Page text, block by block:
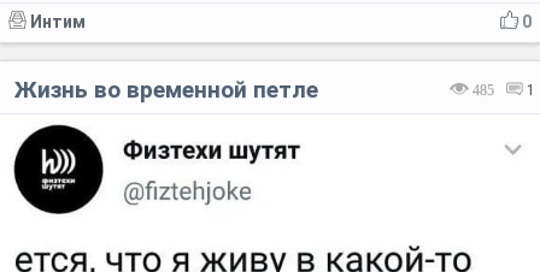
0
Интим
485 1
Жизнь во временной петле